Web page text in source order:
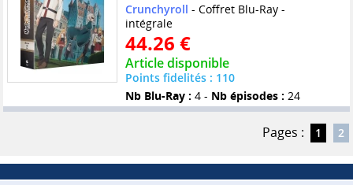
Crunchyroll - Coffret Blu-Ray -
intégrale
44.26 €
Article disponible
Points fidelités : 110
Nb Blu-Ray : 4 - Nb épisodes : 24
Pages : 1 2